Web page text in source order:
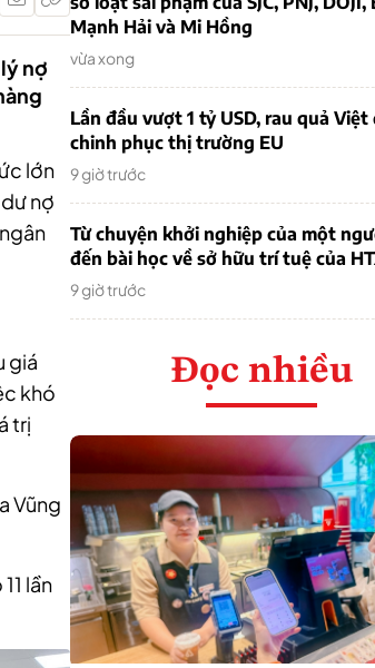
nợ
lớn
nợ
giá
khó
trị
Vũng
lần
Mạnh Hải và Mi Hồng
vừa xong
Lần đầu vượt 1 tỷ USD, rau quả Việt
chinh phục thị trường EU
9 giờ trước
Từ chuyện khởi nghiệp của một
đến bài học về sở hữu trí tuệ của
9 giờ trước
Đọc nhiều